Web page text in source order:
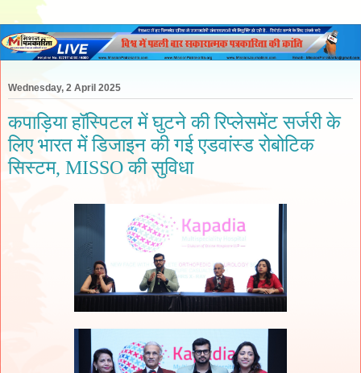
Wednesday, 2 April 2025
कपाड़िया हॉस्पिटल में घुटने की रिप्लेसमेंट सर्जरी के
लिए भारत में डिजाइन की गई एडवांस्ड रोबोटिक
सिस्टम, MISSO की सुविधा